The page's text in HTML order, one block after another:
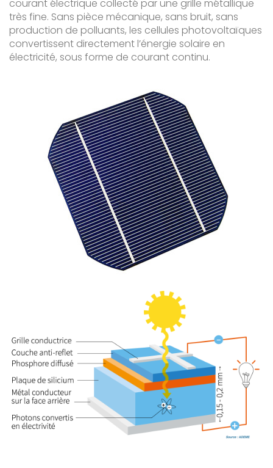
courant électrique collecté par une grille métallique
très fine. Sans pièce mécanique, sans bruit, sans
production de polluants, les cellules photovoltaïques
convertissent directement l’énergie solaire en
électricité, sous forme de courant continu.